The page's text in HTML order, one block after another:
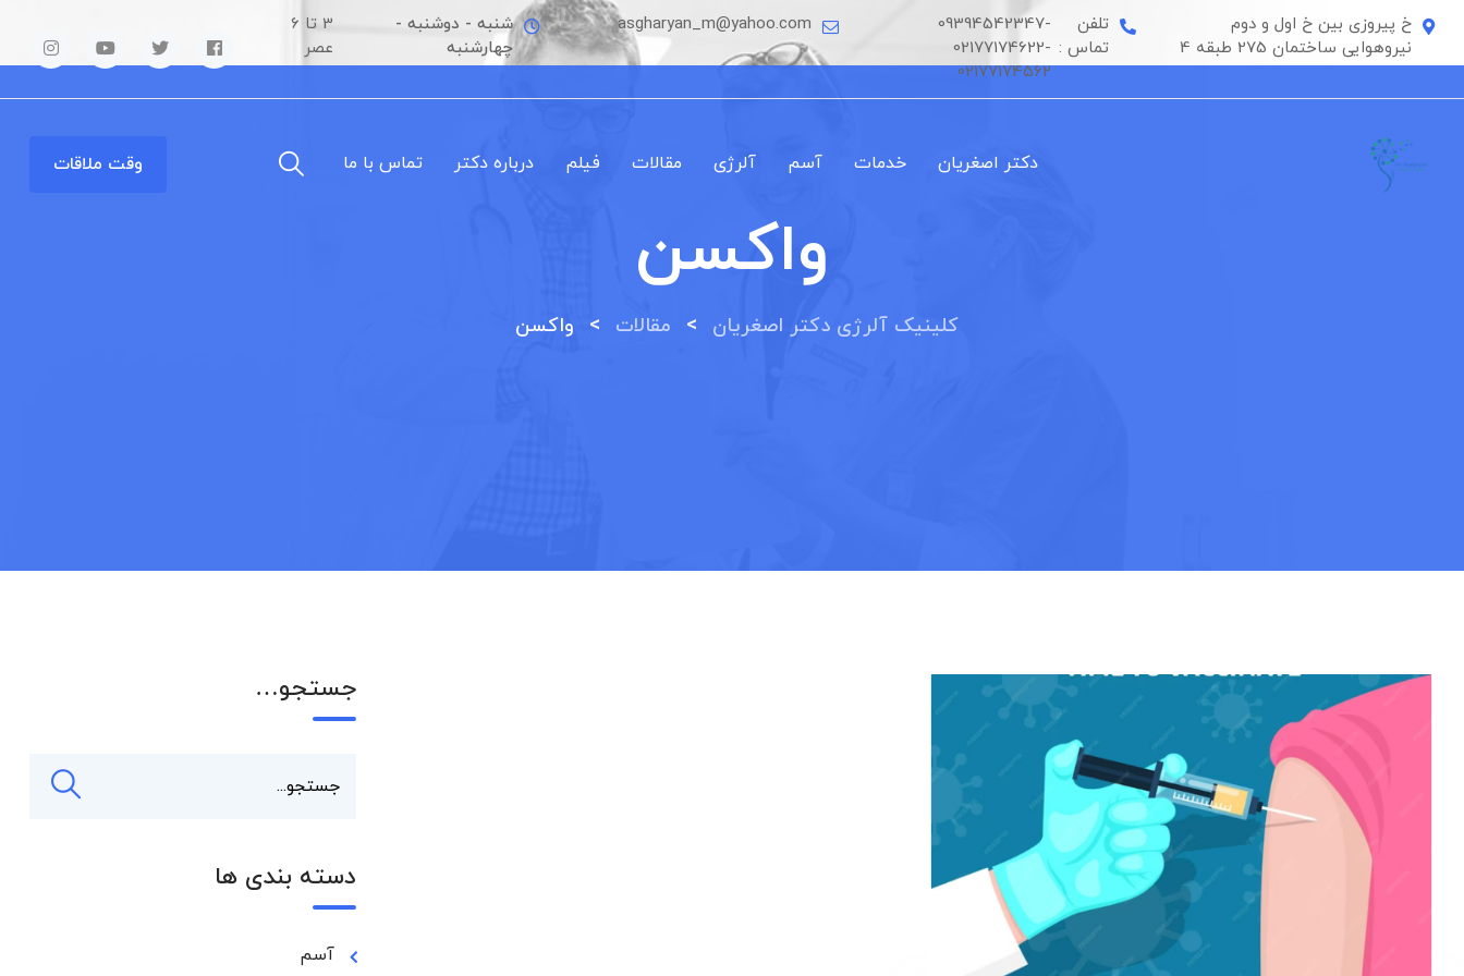
محتوا
خ پیروزی بین خ اول و دوم
نیروهوایی ساختمان 275 طبقه 4
تلفن
تماس :
09394542347-
02177174622-
02177174562
asgharyan_m@yahoo.com
شنبه - دوشنبه -
چهارشنبه
3 تا 6
عصر
دکتر اصغریان خدمات آسم آلرژی مقالات فیلم درباره دکتر تماس با ما وقت ملاقات
واکسن
کلینیک آلرژی دکتر اصغریان > مقالات > واکسن
جستجو…
دسته بندی ها
آسم